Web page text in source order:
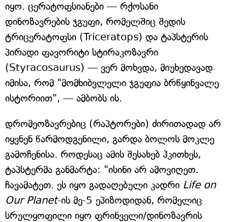
იყო. ცერატოფსიანები — რქოსანი
დინოზავრების ჯგუფი, რომელშიც შედის
ტრიცერატოფსი (Triceratops) და ტაპსტერის
პირადი ფავორიტი სტირაკოზავრი
(Styracosaurus) — ვერ მოხვდა, მიუხედავად
იმისა, რომ "მომხიბვლელი ჯგუფია ბრწყინვალე
ისტორიით", — ამბობს ის.
დრომეოზავრებიც (რაპტორები) ძირითადად არ
იყვნენ წარმოდგენილი, გარდა ბოლოს მოკლე
გამოჩენისა. როდესაც ამის შესახებ ჰკითხეს,
ტაპსტერმა განმარტა: "ისინი არ ამოვიღეთ.
ჩავამატეთ. ეს იყო გადაღებული კადრი Life on
Our Planet-ის მე-5 ეპიზოდიდან, რომელიც
სრულყოფილი იყო ფრინველი/დინოზავრის